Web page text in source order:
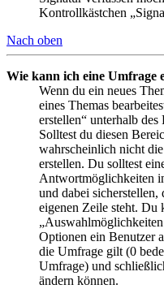
Kontrollkästchen
Nach oben
Wie kann ich eine Umfrage
Wenn du ein neues
eines Themas
erstellen“ unterhalb
Solltest du diesen
wahrscheinlich nicht
erstellen. Du solltest
Antwortmöglichkeiten
und dabei
eigenen Zeile steht. Du
Optionen ein Benutzer
die Umfrage gilt (0
Umfrage) und
ändern können.